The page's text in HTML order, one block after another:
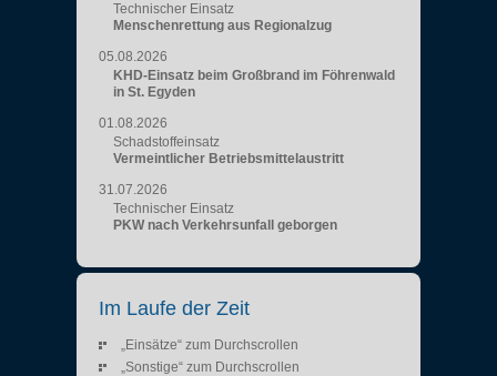
Technischer Einsatz
Menschenrettung aus Regionalzug
05.08.2026
KHD-Einsatz beim Großbrand im Föhrenwald
in St. Egyden
01.08.2026
Schadstoffeinsatz
Vermeintlicher Betriebsmittelaustritt
31.07.2026
Technischer Einsatz
PKW nach Verkehrsunfall geborgen
Im Laufe der Zeit
„Einsätze“ zum Durchscrollen
„Sonstige“ zum Durchscrollen